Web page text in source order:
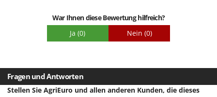
Paterlini
Pramac
R
R.G.V.
War Ihnen diese Bewertung hilfreich?
Ja (0) Nein (0)
Fragen und Antworten
Stellen Sie AgriEuro und allen anderen Kunden, die dieses